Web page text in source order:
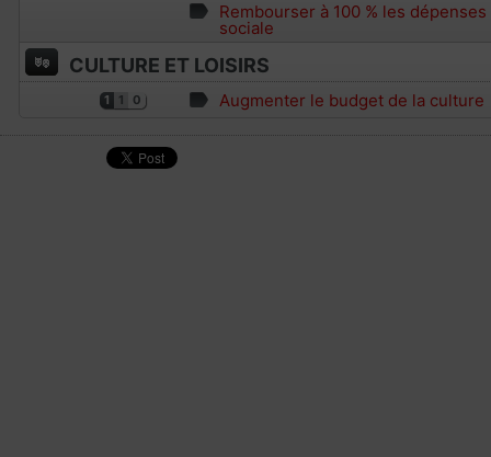
Rembourser à 100 % les
sociale
CULTURE ET LOISIRS
1 1 0 Augmenter le budget de la culture